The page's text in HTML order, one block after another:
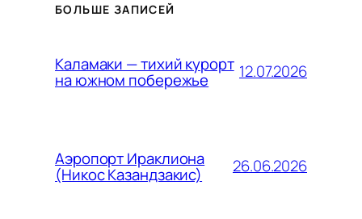
БОЛЬШЕ ЗАПИСЕЙ
Каламаки — тихий курорт
на южном побережье 12.07.2026
Аэропорт Ираклиона
(Никос Казандзакис) 26.06.2026